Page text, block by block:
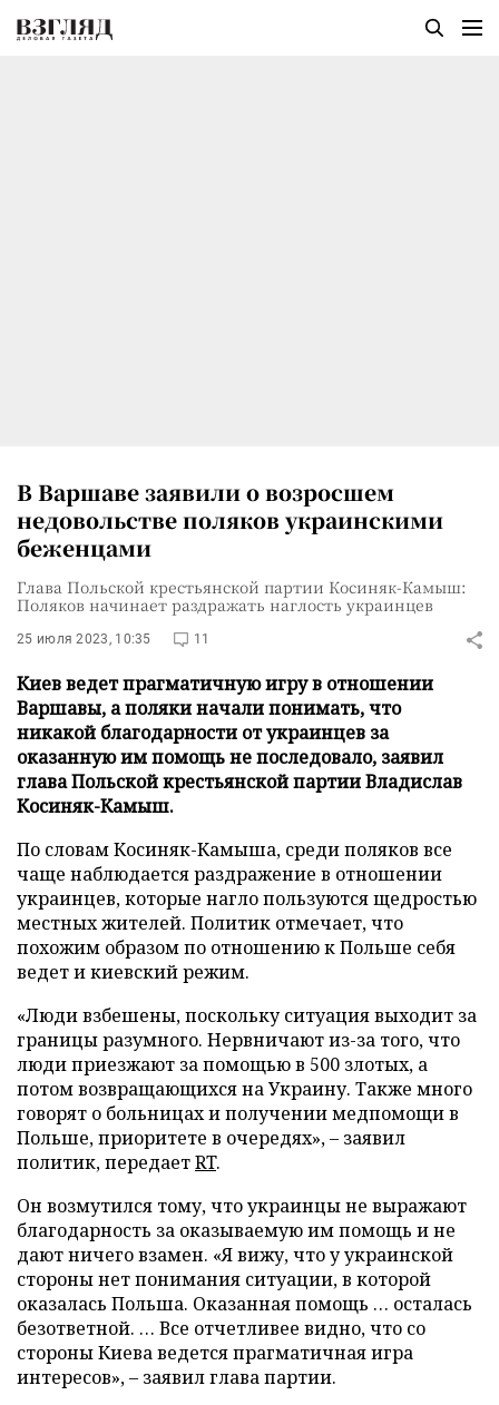
В Варшаве заявили о возросшем
недовольстве поляков украинскими
беженцами
Глава Польской крестьянской партии Косиняк-Камыш:
Поляков начинает раздражать наглость украинцев
25 июля 2023, 10:35 11
Киев ведет прагматичную игру в отношении
Варшавы, а поляки начали понимать, что
никакой благодарности от украинцев за
оказанную им помощь не последовало, заявил
глава Польской крестьянской партии Владислав
Косиняк-Камыш.
По словам Косиняк-Камыша, среди поляков все
чаще наблюдается раздражение в отношении
украинцев, которые нагло пользуются щедростью
местных жителей. Политик отмечает, что
похожим образом по отношению к Польше себя
ведет и киевский режим.
«Люди взбешены, поскольку ситуация выходит за
границы разумного. Нервничают из-за того, что
люди приезжают за помощью в 500 злотых, а
потом возвращающихся на Украину. Также много
говорят о больницах и получении медпомощи в
Польше, приоритете в очередях», – заявил
политик, передаетRT.
Он возмутился тому, что украинцы не выражают
благодарность за оказываемую им помощь и не
дают ничего взамен. «Я вижу, что у украинской
стороны нет понимания ситуации, в которой
оказалась Польша. Оказанная помощь … осталась
безответной. … Все отчетливее видно, что со
стороны Киева ведется прагматичная игра
интересов», – заявил глава партии.